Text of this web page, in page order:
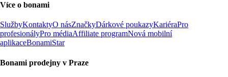
Více o bonami
SlužbyKontaktyO násZnačkyDárkové poukazyKariéraPro
profesionályPro médiaAffiliate programNová mobilní
aplikaceBonamiStar
Bonami prodejny v Praze